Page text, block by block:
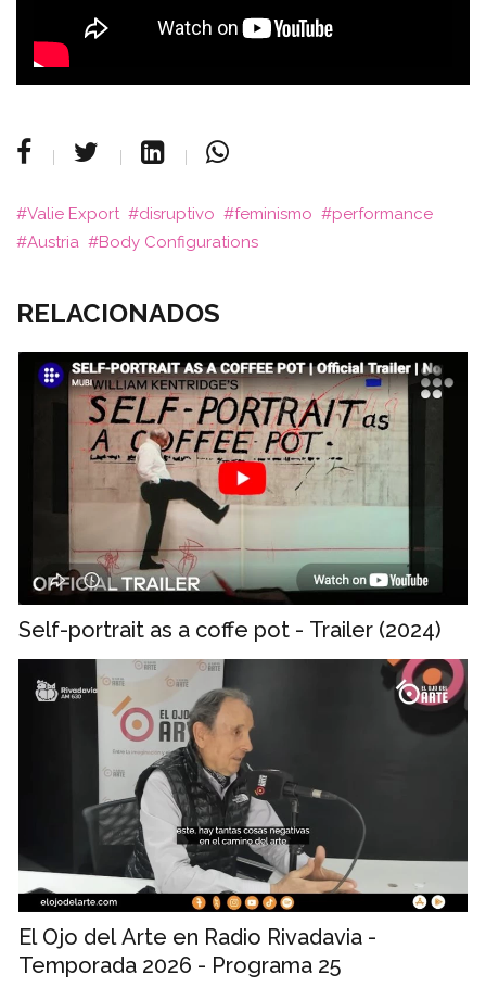
Valie Export disruptivo feminismo
performance
Austria
Body Configurations
RELACIONADOS
Self-portrait as a coffe pot - Trailer (2024)
El Ojo del Arte en Radio Rivadavia -
Temporada 2026 - Programa 25